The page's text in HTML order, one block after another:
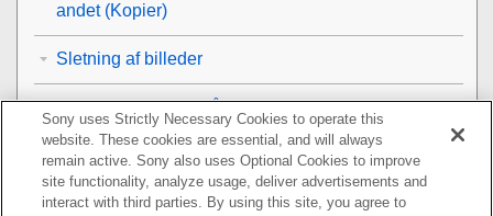
andet (Kopier)
Sletning af billeder
Visning af billeder på et tv
Ændring af kameraindstillingerne
Funktioner, der er til rådighed med en
Sony uses Strictly Necessary Cookies to operate this
website. These cookies are essential, and will always
remain active. Sony also uses Optional Cookies to improve
site functionality, analyze usage, deliver advertisements and
interact with third parties. By using this site, you agree to